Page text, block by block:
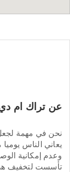
عن تراك ام
نحن في مهمة
يعاني الناس
وعدم إمكانية
تأسست لتخفيف